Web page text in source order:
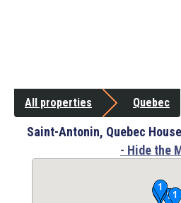
All properties Quebec
Saint-Antonin, Quebec
- Hide the